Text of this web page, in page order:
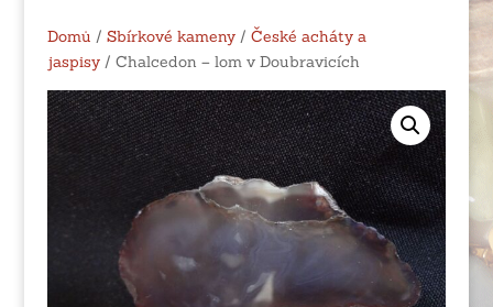
Domů / Sbírkové kameny/ České acháty a
jaspisy/ Chalcedon – lom v Doubravicích